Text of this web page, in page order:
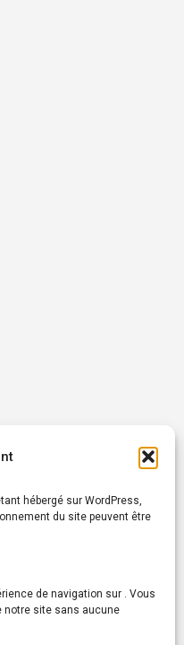
hébergé sur WordPress,
du site peuvent être
de navigation sur . Vous
notre site sans aucune